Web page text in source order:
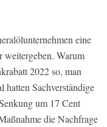
eine
weitergeben. Warum
2022 so, man
hatten Sachverständige
um 17 Cent
die Nachfrage